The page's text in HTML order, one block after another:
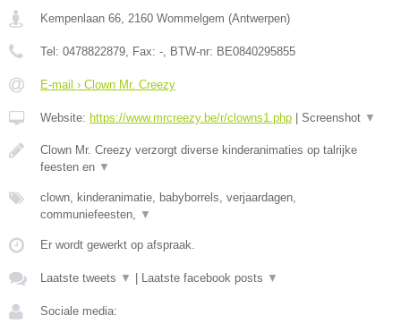
Kempenlaan 66, 2160 Wommelgem (Antwerpen)
Tel: 0478822879, Fax: -, BTW-nr: BE0840295855
E-mail › Clown Mr. Creezy
Website: https://www.mrcreezy.be/r/clowns1.php Screenshot ▼
Clown Mr. Creezy verzorgt diverse kinderanimaties op talrijke
feesten en ▼
clown, kinderanimatie, babyborrels, verjaardagen,
communiefeesten, ▼
Er wordt gewerkt op afspraak.
Laatste tweets ▼ Laatste facebook posts ▼
Sociale media: